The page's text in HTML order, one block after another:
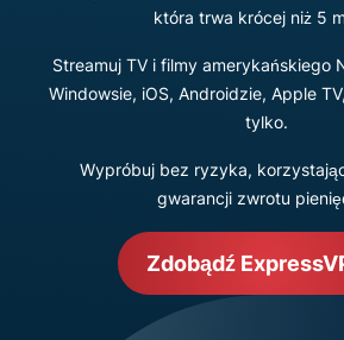
która trwa krócej niż 5
Streamuj TV i filmy amerykańskiego
Windowsie, iOS, Androidzie, Apple
tylko.
Wypróbuj bez ryzyka,
gwarancji zwrotu
Zdobądź